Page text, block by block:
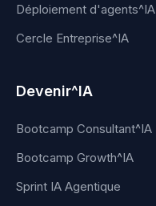
Déploiement d'agents^IA
Cercle Entreprise^IA
Devenir^IA
Bootcamp Consultant^IA
Bootcamp Growth^IA
Sprint IA Agentique